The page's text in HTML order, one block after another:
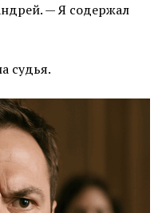
— Я содержал
судья.